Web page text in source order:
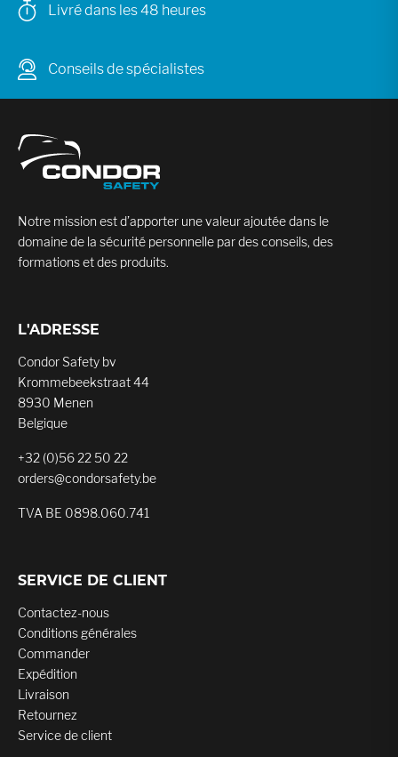
Livré dans les 48 heures
Conseils de spécialistes
Notre mission est d’apporter une valeur ajoutée dans le
domaine de la sécurité personnelle par des conseils, des
formations et des produits.
L'ADRESSE
Condor Safety bv
Krommebeekstraat 44
8930 Menen
Belgique
+32 (0)56 22 50 22
orders@condorsafety.be
TVA BE 0898.060.741
SERVICE DE CLIENT
Contactez-nous
Conditions générales
Commander
Expédition
Livraison
Retournez
Service de client